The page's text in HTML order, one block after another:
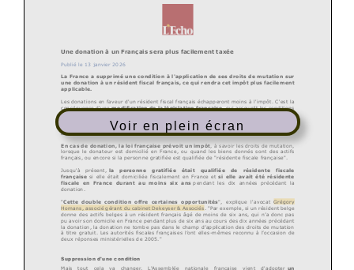
Voir en plein écran